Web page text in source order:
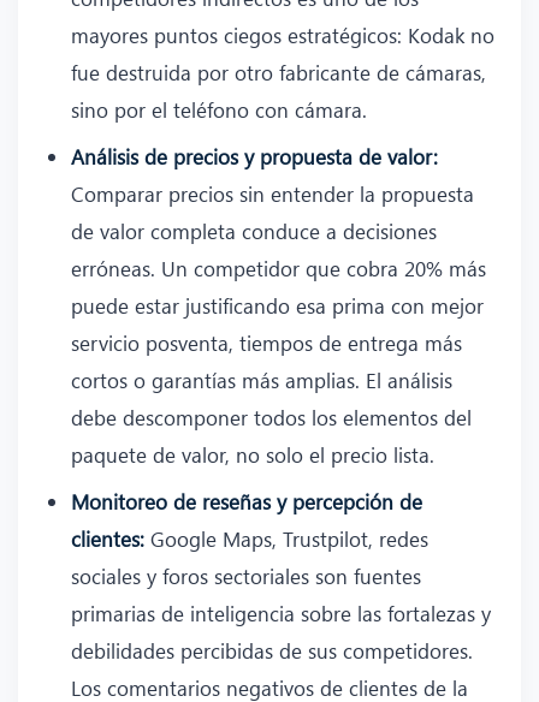
mayores puntos ciegos estratégicos: Kodak no
fue destruida por otro fabricante de cámaras,
sino por el teléfono con cámara.
Análisis de precios y propuesta de valor:
Comparar precios sin entender la propuesta
de valor completa conduce a decisiones
erróneas. Un competidor que cobra 20% más
puede estar justificando esa prima con mejor
servicio posventa, tiempos de entrega más
cortos o garantías más amplias. El análisis
debe descomponer todos los elementos del
paquete de valor, no solo el precio lista.
Monitoreo de reseñas y percepción de
clientes: Google Maps, Trustpilot, redes
sociales y foros sectoriales son fuentes
primarias de inteligencia sobre las fortalezas y
debilidades percibidas de sus competidores.
Los comentarios negativos de clientes de la